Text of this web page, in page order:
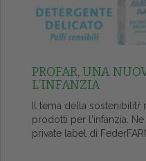
PROFAR, UNA
L’INFANZIA
Il tema della
prodotti per l'infanzia.
private label di